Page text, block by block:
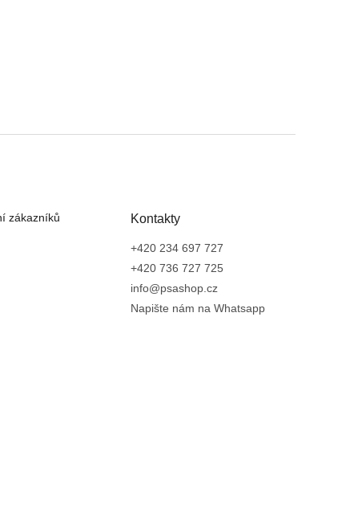
zákazníků
Kontakty
+420 234 697 727
+420 736 727 725
info@psashop.cz
Napište nám na Whatsapp